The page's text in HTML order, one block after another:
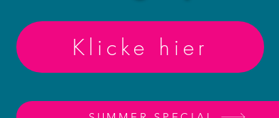
Klicke hier